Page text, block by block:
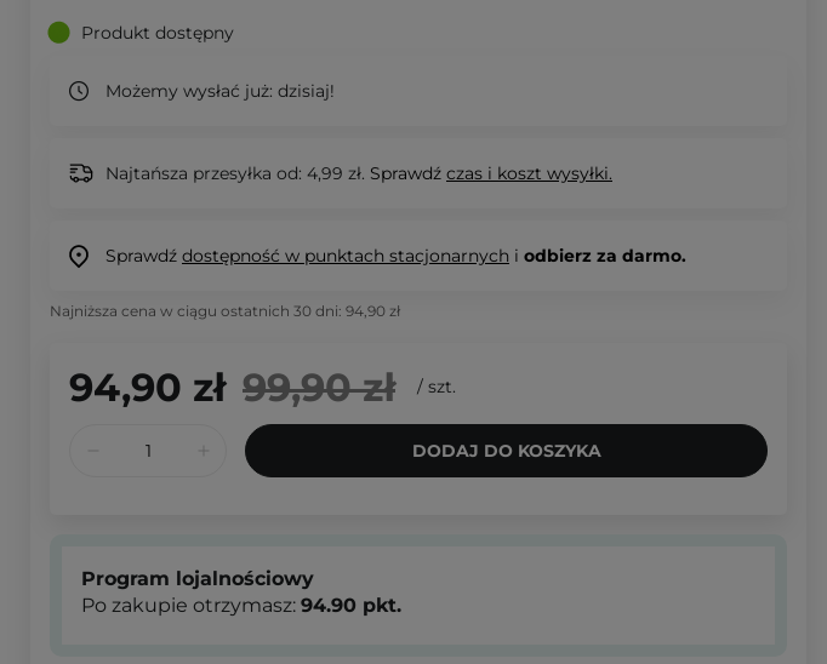
Produkt dostępny
Możemy wysłać już: dzisiaj!
Najtańsza przesyłka od: 4,99 zł. Sprawdź czas i koszt wysyłki.
Sprawdź dostępność w punktach stacjonarnych i odbierz za darmo.
Najniższa cena w ciągu ostatnich 30 dni: 94,90 zł
94,90 zł 99,90 zł / szt.
DODAJ DO KOSZYKA
Program lojalnościowy
Po zakupie otrzymasz: 94.90 pkt.